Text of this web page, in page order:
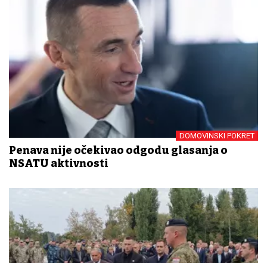
DOMOVINSKI POKRET
Penava nije očekivao odgodu glasanja o
NSATU aktivnosti